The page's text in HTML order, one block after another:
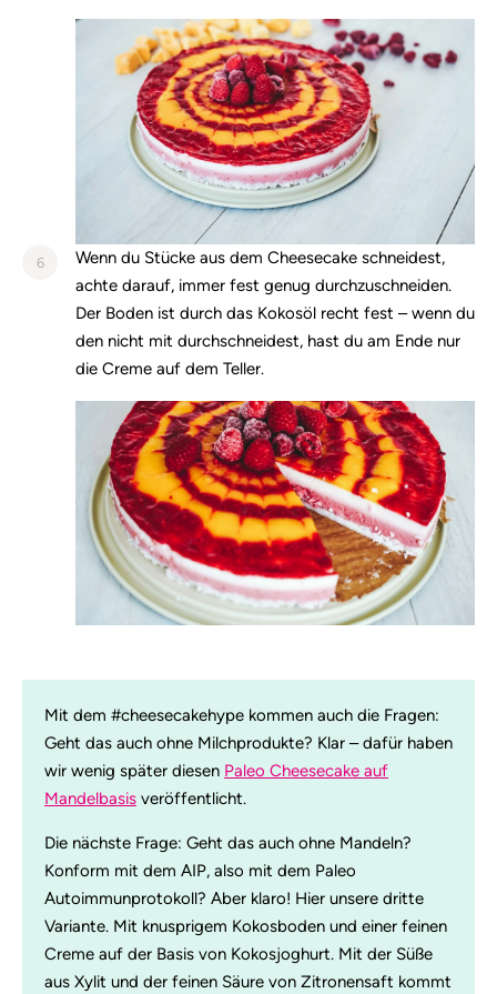
6
Wenn du Stücke aus dem Cheesecake schneidest,
achte darauf, immer fest genug durchzuschneiden.
Der Boden ist durch das Kokosöl recht fest – wenn du
den nicht mit durchschneidest, hast du am Ende nur
die Creme auf dem Teller.
Mit dem #cheesecakehype kommen auch die Fragen:
Geht das auch ohne Milchprodukte? Klar – dafür haben
wir wenig später diesen Paleo Cheesecake auf
Mandelbasis veröffentlicht.
Die nächste Frage: Geht das auch ohne Mandeln?
Konform mit dem AIP, also mit dem Paleo
Autoimmunprotokoll? Aber klaro! Hier unsere dritte
Variante. Mit knusprigem Kokosboden und einer feinen
Creme auf der Basis von Kokosjoghurt. Mit der Süße
aus Xylit und der feinen Säure von Zitronensaft kommt